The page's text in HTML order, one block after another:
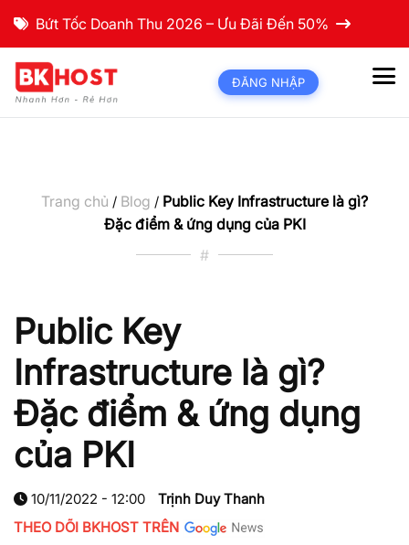
Bứt Tốc Doanh Thu 2026 – Ưu Đãi Đến 50%
ĐĂNG NHẬP
Trang chủ / Blog / Public Key Infrastructure là gì?
Đặc điểm & ứng dụng của PKI
#
Public Key
Infrastructure là gì?
Đặc điểm & ứng dụng
của PKI
10/11/2022 - 12:00
Trịnh Duy Thanh
THEO DÕI BKHOST TRÊN